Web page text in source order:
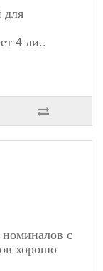
для
4 ли..
с
хорошо